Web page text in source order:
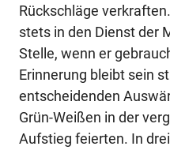
Rückschläge
stets in den Dienst der
Stelle, wenn er
Erinnerung bleibt sein
entscheidenden
Grün-Weißen in der
Aufstieg feierten. In